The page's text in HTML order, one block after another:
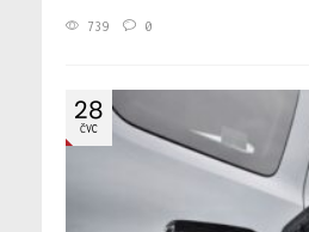
739 0
28
ČVC